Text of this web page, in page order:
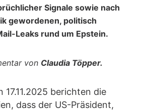
Signale sowie nach
gewordenen, politisch
Leaks rund um Epstein.
von Claudia Töpper.
17.11.2025 berichten die
dass der US-Präsident,